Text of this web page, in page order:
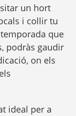
un hort
i collir tu
que
podràs gaudir
on els
ideal per a